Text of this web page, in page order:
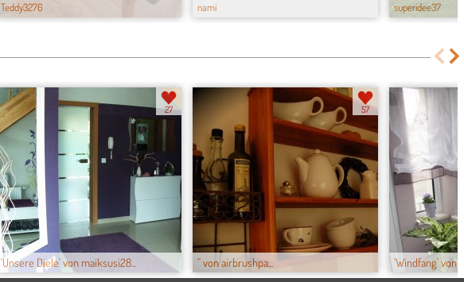
Teddy3276 nami superidee37
'Unsere Diele' von maiksusi28...
27
'' von airbrushpa...
57
'Windfang' von